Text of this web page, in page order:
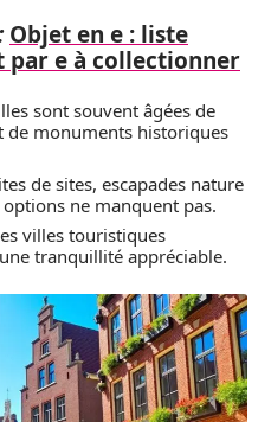
Objet en e : liste
par e à collectionner
sont souvent âgées de
de monuments historiques
de sites, escapades nature
ne manquent pas.
villes touristiques
tranquillité appréciable.